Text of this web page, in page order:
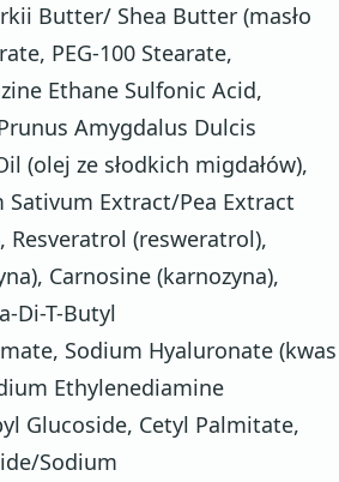
Butter/ Shea Butter (masło
PEG-100 Stearate,
Ethane Sulfonic Acid,
Amygdalus Dulcis
(olej ze słodkich migdałów),
Sativum Extract/Pea Extract
Resveratrol (resweratrol),
Carnosine (karnozyna),
Di-T-Butyl
Sodium Hyaluronate (kwas
Ethylenediamine
Glucoside, Cetyl Palmitate,
Sodium